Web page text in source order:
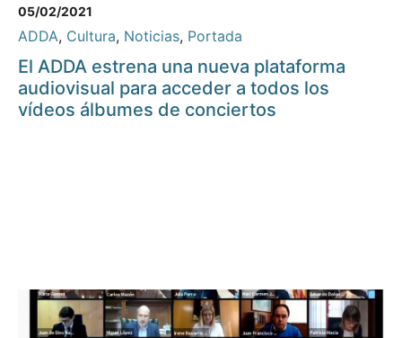
05/02/2021
ADDA, Cultura, Noticias, Portada
El ADDA estrena una nueva plataforma
audiovisual para acceder a todos los
vídeos álbumes de conciertos